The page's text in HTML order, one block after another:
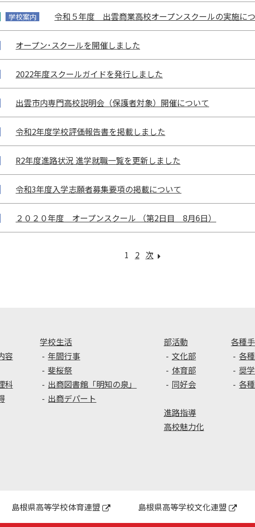
学校案内 令和５年度 出雲商業高校オープンスクールの実施に
オープン･スクールを開催しました
2022年度スクールガイドを発行しました
出雲市内専門高校説明会（保護者対象）開催について
令和2年度学校評価報告書を掲載しました
R2年度進路状況 進学就職一覧を更新しました
令和3年度入学志願者募集要項の掲載について
２０２０年度 オープンスクール （第2日目 8月6日）
1 2 次
容
科
学校生活
年間行事
斐桜祭
出商図書館「明知の泉」
出商デパート
部活動
文化部
体育部
同好会
進路指導
高校魅力化
各種
各
奨
各
島根県高等学校体育連盟 島根県高等学校文化連盟